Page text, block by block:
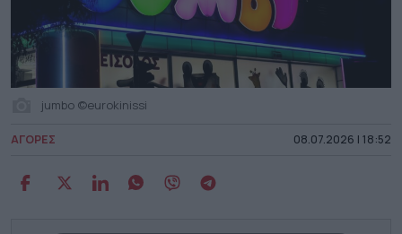
jumbo ©eurokinissi
ΑΓΟΡΕΣ 08.07.2026 | 18:52